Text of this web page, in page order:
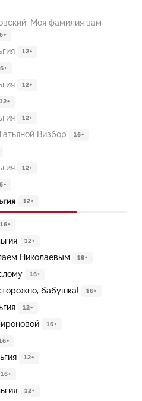
Моя фамилия вам
12+
12+
12+
12+
Визбор 16+
12+
12+
16+
12+
Николаевым 18+
16+
бабушка! 16+
12+
16+
12+
16+
12+